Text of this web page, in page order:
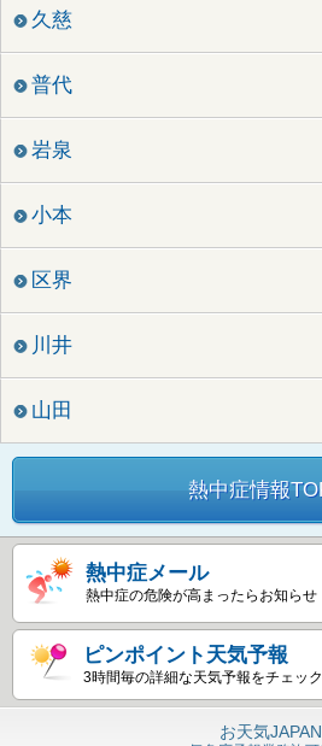
久慈
普代
岩泉
小本
区界
川井
山田
熱中症情報
熱中症メール
熱中症の危険が高まったらお知らせ
ピンポイント天気予報
3時間毎の詳細な天気予報をチェック
お天気JAPAN